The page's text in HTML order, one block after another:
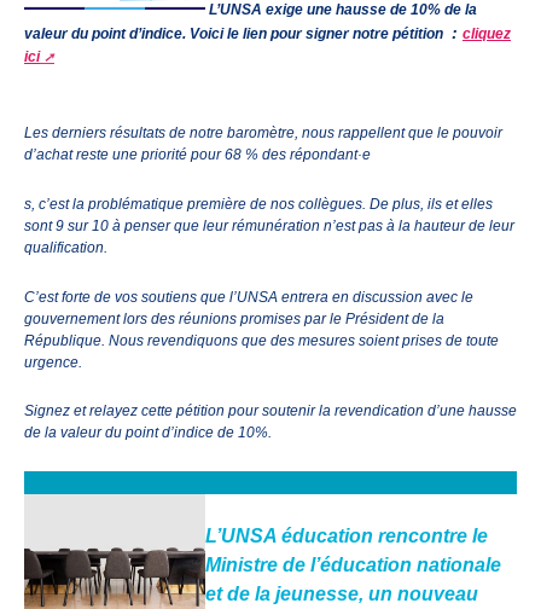
L’UNSA exige une hausse de 10% de la
valeur du point d’indice. Voici le lien pour signer notre pétition : cliquez
ici
Les derniers résultats de notre baromètre, nous rappellent que le pouvoir
d’achat reste une priorité pour 68 % des répondant·e
s, c’est la problématique première de nos collègues. De plus, ils et elles
sont 9 sur 10 à penser que leur rémunération n’est pas à la hauteur de leur
qualification.
C’est forte de vos soutiens que l’UNSA entrera en discussion avec le
gouvernement lors des réunions promises par le Président de la
République. Nous revendiquons que des mesures soient prises de toute
urgence.
Signez et relayez cette pétition pour soutenir la revendication d’une hausse
de la valeur du point d’indice de 10%.
L’UNSA éducation rencontre le
Ministre de l’éducation nationale
et de la jeunesse, un nouveau